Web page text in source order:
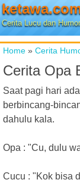
Cerita Lucu dan
Home » Cerita
Cerita Opa
Saat pagi hari
berbincang-
dahulu kala.
Opa : "Cu, dulu
Cucu : "Kok bisa